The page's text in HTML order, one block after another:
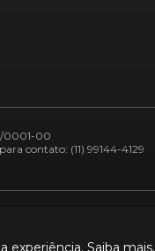
experiência. Saiba mais.
0001-00
contato: (11) 99144-4129